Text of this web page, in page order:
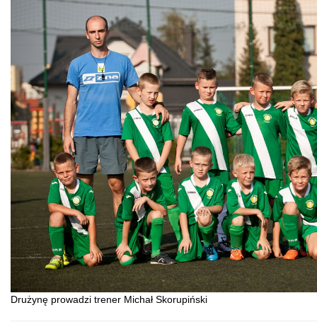
Drużynę prowadzi trener Michał Skorupiński